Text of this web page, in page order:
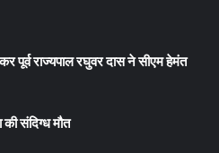
पूर्व राज्यपाल रघुवर दास ने सीएम हेमंत
की संदिग्ध मौत